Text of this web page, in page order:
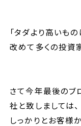
「タダより高いもの
改めて多くの投資
さて今年最後のブ
社と致しましては、
しっかりとお客様